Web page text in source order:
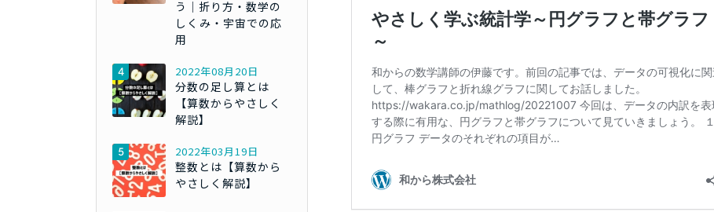
う｜折り方・数学の
しくみ・宇宙での応
用
2022年08月20日
分数の足し算とは
【算数からやさしく
解説】
2022年03月19日
整数とは【算数から
やさしく解説】